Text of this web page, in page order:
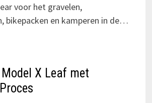
voor het gravelen,
bikepacken en kamperen in de…
X Leaf met